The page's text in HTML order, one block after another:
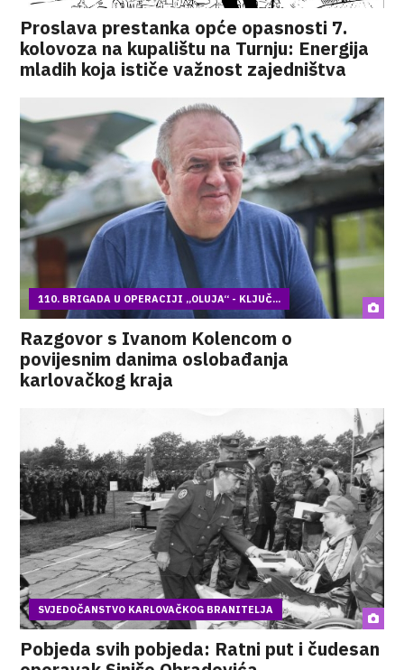
Proslava prestanka opće opasnosti 7.
kolovoza na kupalištu na Turnju: Energija
mladih koja ističe važnost zajedništva
110. BRIGADA U OPERACIJI „OLUJA“ - KLJUČ...
Razgovor s Ivanom Kolencom o
povijesnim danima oslobađanja
karlovačkog kraja
SVJEDOČANSTVO KARLOVAČKOG BRANITELJA
Pobjeda svih pobjeda: Ratni put i čudesan